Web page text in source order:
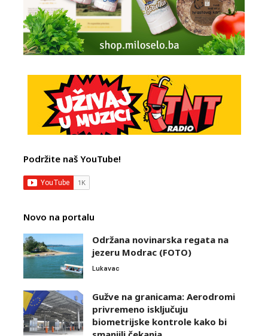
Podržite naš YouTube!
Novo na portalu
Održana novinarska regata na
jezeru Modrac (FOTO)
Lukavac
Gužve na granicama: Aerodromi
privremeno isključuju
biometrijske kontrole kako bi